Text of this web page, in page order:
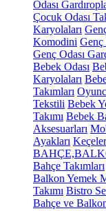
Odası
Çocuk Odası
Karyolaları
Komodini Genç
Genç Odası
Bebek Odası
Karyolaları
Takımları
Tekstili Bebek
Takımı Bebek
Aksesuarları
Ayakları Keçeler
Bahçe Takımları
Balkon Yemek
Takımı Bistro
Bahçe ve